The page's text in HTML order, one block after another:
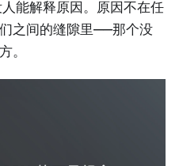
能解释原因。原因不在任
之间的缝隙里——那个没
。